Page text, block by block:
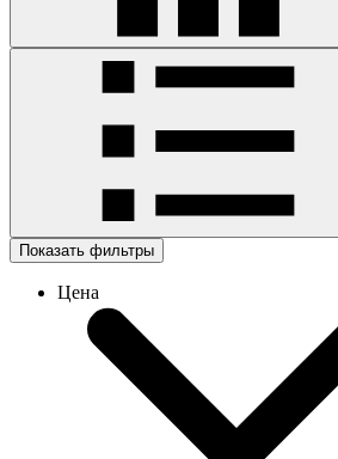
Показать фильтры
Цена